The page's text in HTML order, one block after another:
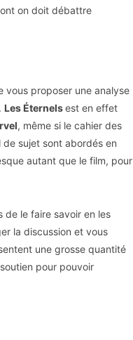
on doit débattre
vous proposer une analyse
Les Éternelsest en effet
, même si le cahier des
sujet sont abordés en
autant que le film, pour
de le faire savoir en les
la discussion et vous
une grosse quantité
pour pouvoir